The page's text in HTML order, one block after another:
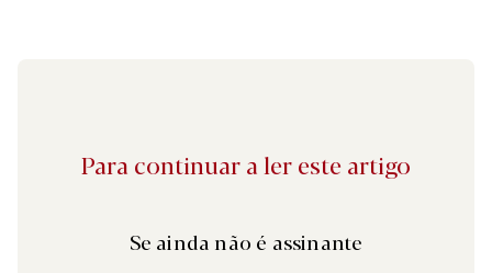
Para continuar a ler este artigo
Se ainda não é assinante